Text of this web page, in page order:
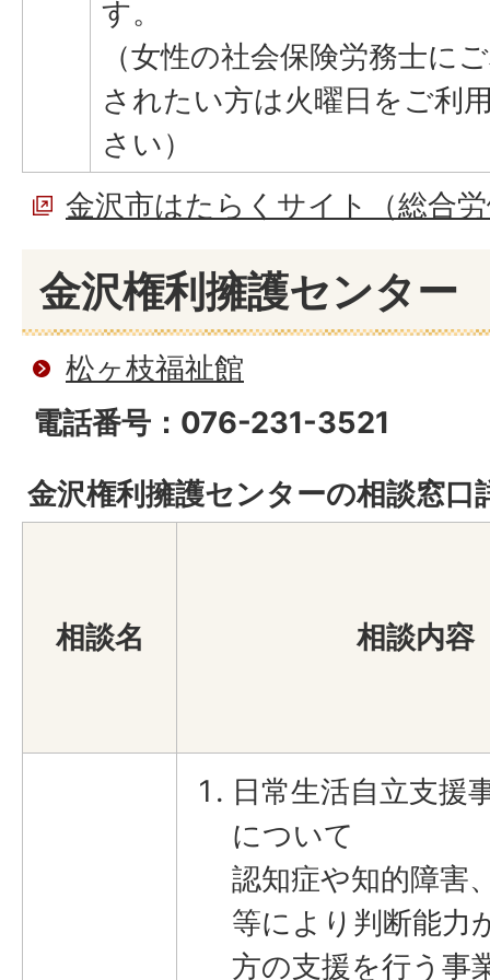
す。
（女性の社会保険労務士に
されたい方は火曜日をご利
さい）
金沢市はたらくサイト（総合
金沢権利擁護センター
松ヶ枝福祉館
電話番号：076-231-3521
金沢権利擁護センターの相談窓口
相談名 相談内容
日常生活自立支援
について
認知症や知的障害
等により判断能力
方の支援を行う事